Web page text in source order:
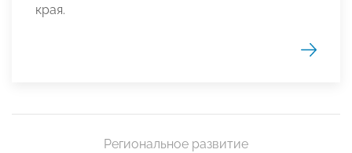
края.
Региональное развитие